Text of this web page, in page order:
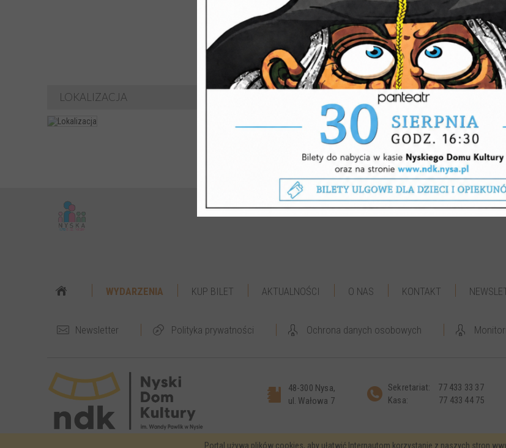
Izabela Gach-Kaszuba
Zabierzcie rodzinę, przyjaciół i znajomych. Spędźmy ten czerwcowy
wspólnie, dając się ponieść magii muzyki chóralnej!
LOKALIZACJA
WYDARZENIA KUP BILET AKTUALNOŚCI O NAS KONTAKT
Newsletter Polityka prywatności Ochrona danych osobowych
48-300 Nysa,
ul. Wałowa 7
Sekretariat:
77 433 33 37
Kasa:
77 433 44 75
Portal używa plików cookies, aby ułatwić Internautom korzystanie z naszych stron